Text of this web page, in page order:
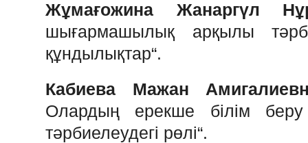
Жұмағожина
Жанаргүл
шығармашылық
арқылы
құндылықтар“.
Кабиева
Мажан
Олардың
ерекше білім
тәрбиелеудегі рөлі“.